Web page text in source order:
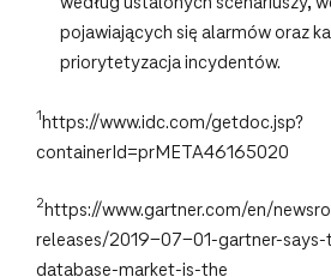
pojawiających się alarmów oraz
priorytetyzacja incydentów.
1 https://www.idc.com/getdoc.jsp?
containerId=prMETA46165020
2 https://www.gartner.com/en/
releases/2019-07-01-gartner-
database-market-is-the